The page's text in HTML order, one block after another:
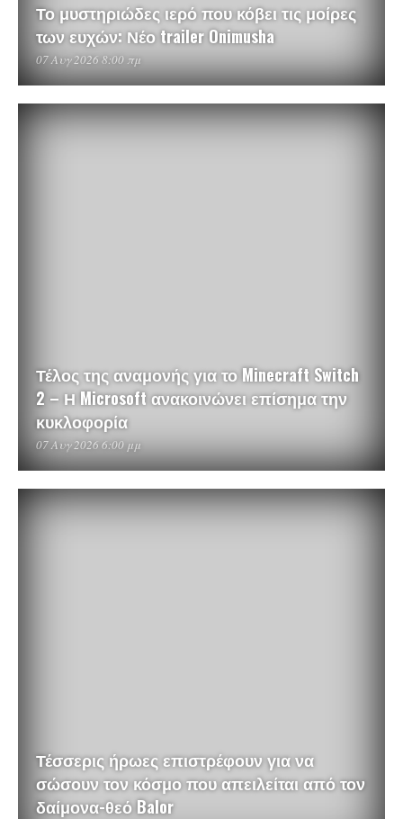
Το μυστηριώδες ιερό που κόβει τις μοίρες
των ευχών: Νέο trailer Onimusha
07 Αυγ 2026 8:00 πμ
Τέλος της αναμονής για το Minecraft Switch
2 – Η Microsoft ανακοινώνει επίσημα την
κυκλοφορία
07 Αυγ 2026 6:00 μμ
Τέσσερις ήρωες επιστρέφουν για να
σώσουν τον κόσμο που απειλείται από τον
δαίμονα-θεό Balor